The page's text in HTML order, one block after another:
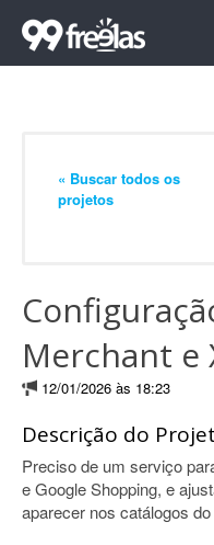
« Buscar todos os
projetos
Merchant e
12/01/2026 às 18:23
Descrição do
Preciso de um serviço
e Google Shopping, e
aparecer nos catálogos